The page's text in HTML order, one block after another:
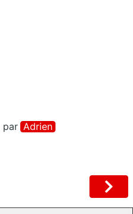
par Adrien